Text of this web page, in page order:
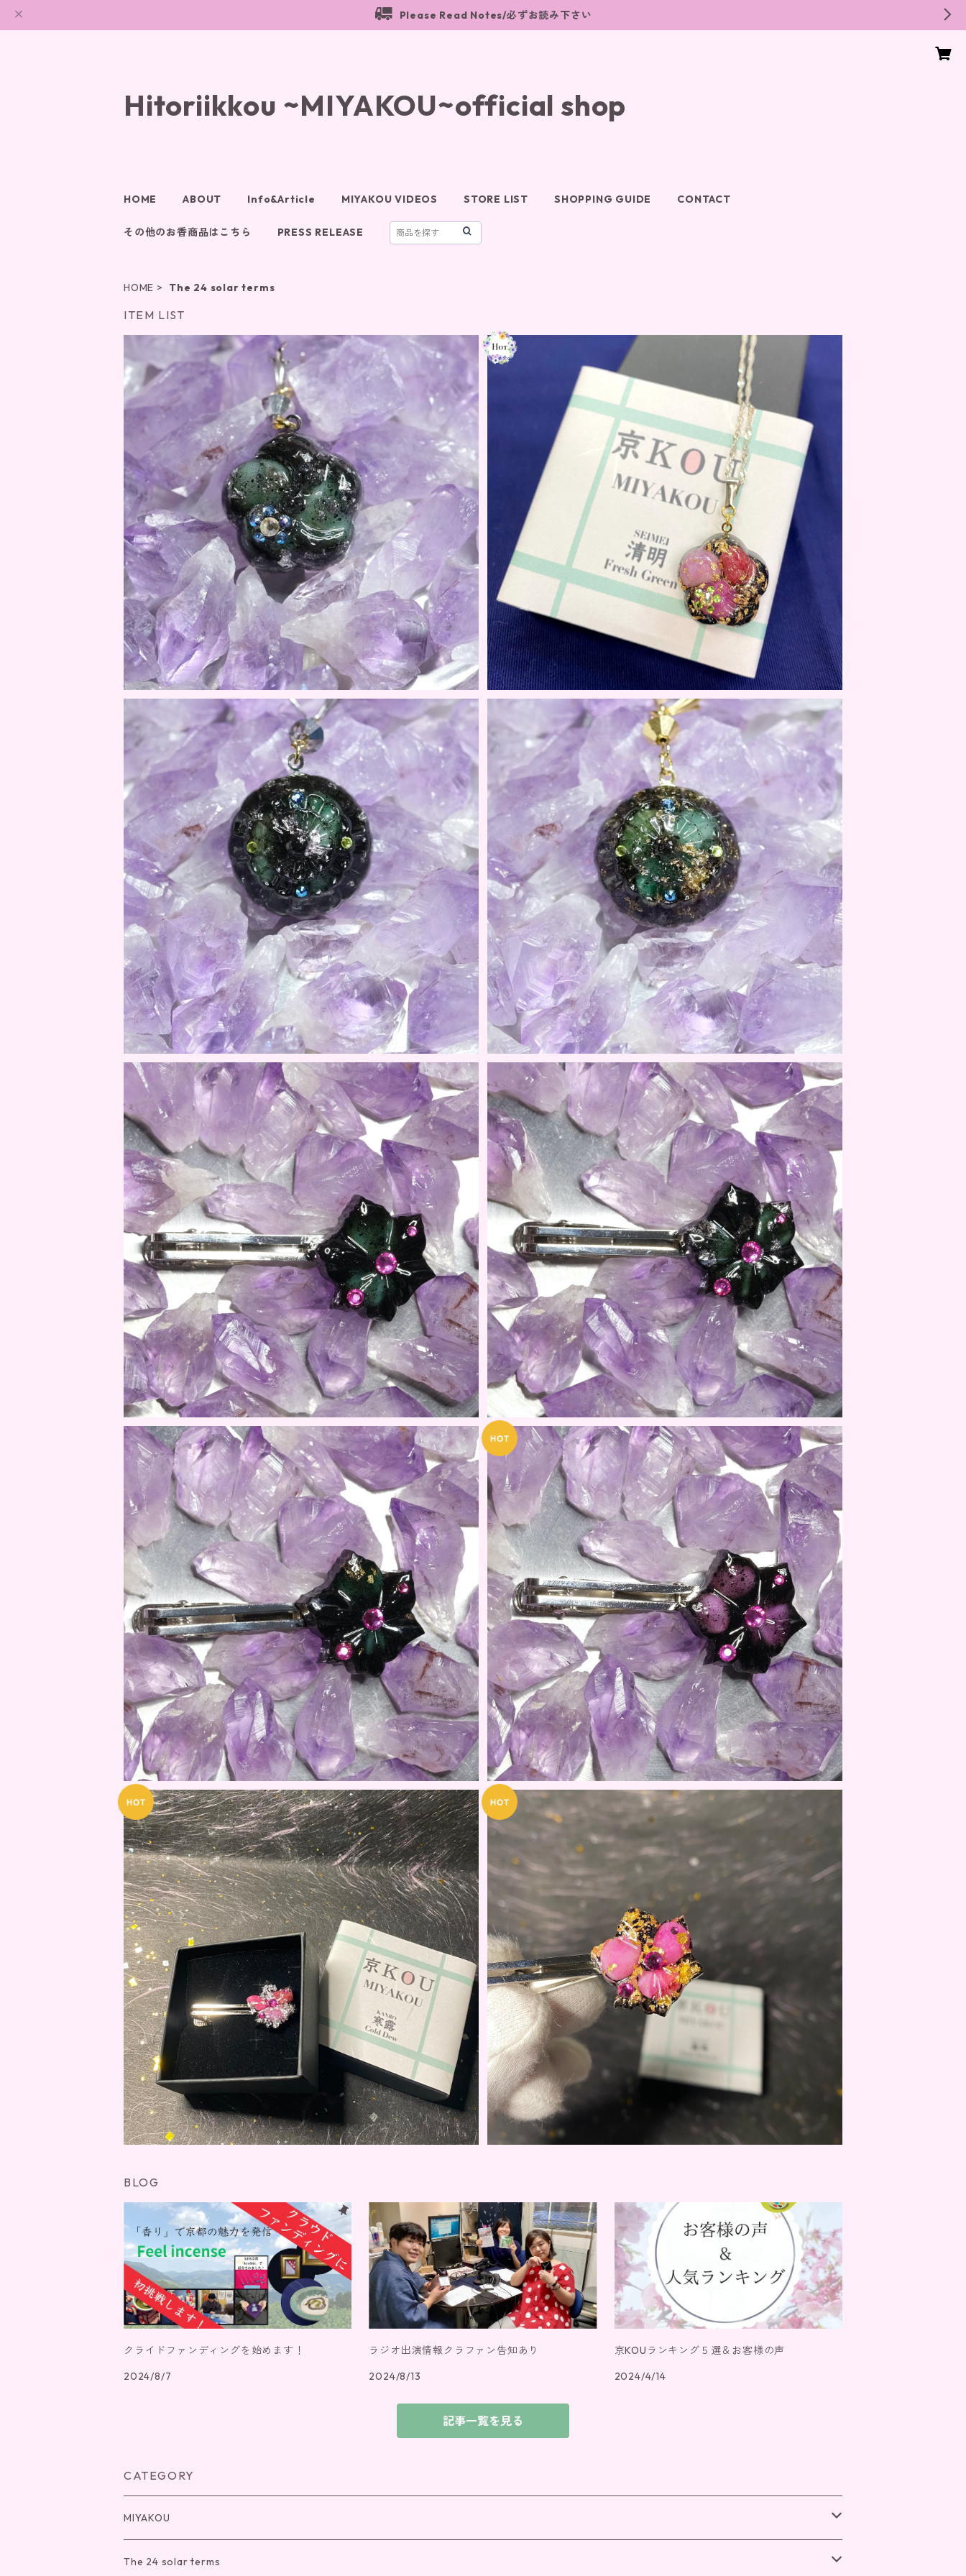
Please Read Notes/必ずお読み下さい
Hitoriikkou ~MIYAKOU~official shop
HOME ABOUT Info&Article MIYAKOU VIDEOS STORE LIST SHOPPING GUIDE CONTACT
その他のお香商品はこちら PRESS RELEASE
HOME The 24 solar terms
ITEM LIST
人気No.5！京KOU 雨水 / MIYAKOU USUI
¥13,200
人気No1！京KOU 清明 / MIYAKOU SEIMEI
¥13,200
人気No.2！京KOU 小満 / MIYAKOU SYOUMAN
¥13,200
人気No.3！京KOU 芒種 / MIYAKOU BOUSHU
¥13,200
京KOU 立秋 / MIYAKOU RISSYU
¥9,900
京KOU 処暑 / MIYAKOU SYOSYO
¥13,200
京KOU 白露 / MIYAKOU HAKURO
¥13,200
京KOU 秋分 / MIYAKOU SYUUBUN 【限定9個】
¥9,900
京KOU 寒露 / MIYAKOU KANRO【限定8個】
¥13,200
人気No.4！京KOU 霜降 / MIYAKOU SOUKOU
¥13,200
BLOG
クライドファンディングを始めます！
2024/8/7
ラジオ出演情報クラファン告知あり
2024/8/13
京KOUランキング５選＆お客様の声
2024/4/14
記事一覧を見る
CATEGORY
MIYAKOU
Necklace
The 24 solar terms